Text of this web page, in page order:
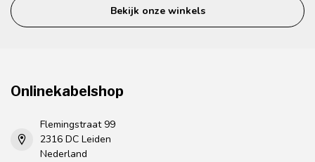
Bekijk onze winkels
Onlinekabelshop
Flemingstraat 99
2316 DC Leiden
Nederland